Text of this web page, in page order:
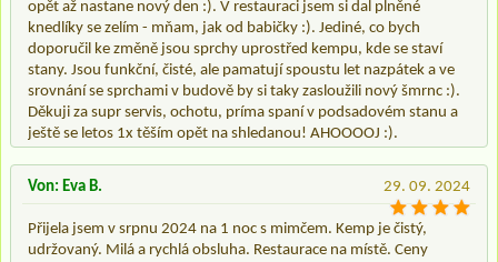
opět až nastane nový den :). V restauraci jsem si dal plněné
knedlíky se zelím - mňam, jak od babičky :). Jediné, co bych
doporučil ke změně jsou sprchy uprostřed kempu, kde se staví
stany. Jsou funkční, čisté, ale pamatují spoustu let nazpátek a ve
srovnání se sprchami v budově by si taky zasloužili nový šmrnc :).
Děkuji za supr servis, ochotu, príma spaní v podsadovém stanu a
ještě se letos 1x těším opět na shledanou! AHOOOOJ :).
29. 09. 2024
Von: Eva B.
Přijela jsem v srpnu 2024 na 1 noc s mimčem. Kemp je čistý,
udržovaný. Milá a rychlá obsluha. Restaurace na místě. Ceny